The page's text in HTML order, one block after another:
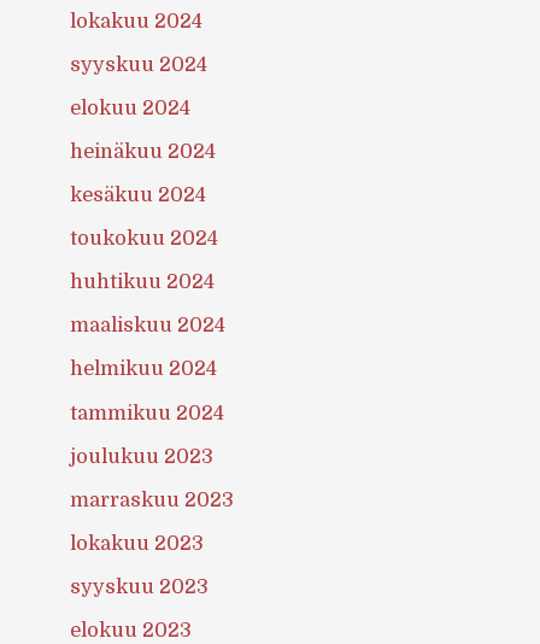
lokakuu 2024
syyskuu 2024
elokuu 2024
heinäkuu 2024
kesäkuu 2024
toukokuu 2024
huhtikuu 2024
maaliskuu 2024
helmikuu 2024
tammikuu 2024
joulukuu 2023
marraskuu 2023
lokakuu 2023
syyskuu 2023
elokuu 2023